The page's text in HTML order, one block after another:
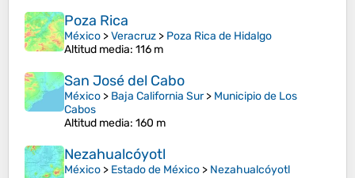
Poza Rica
México >Veracruz > Poza Rica de Hidalgo
Altitud media: 116 m
San José del Cabo
México > Baja California Sur> Municipio de Los
Cabos
Altitud media: 160 m
Nezahualcóyotl
México > Estado de México > Nezahualcóyotl